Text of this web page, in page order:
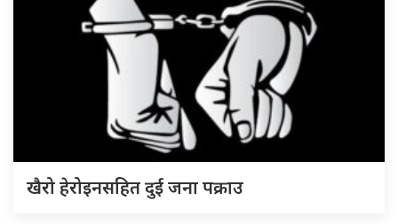
खैरो हेरोइनसहित दुई जना पक्राउ